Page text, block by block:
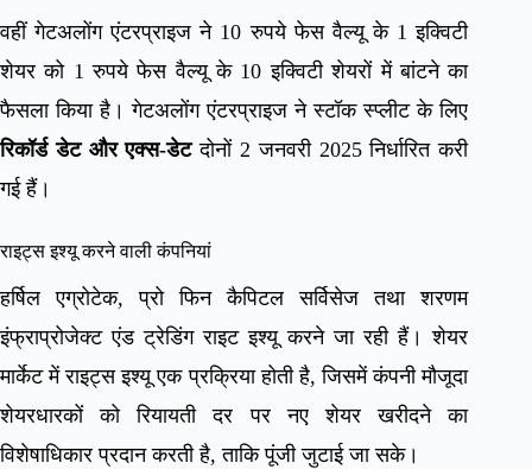
वहीं गेटअलोंग एंटरप्राइज ने 10 रुपये फेस वैल्यू के 1 इक्विटी
शेयर को 1 रुपये फेस वैल्यू के 10 इक्विटी शेयरों में बांटने का
फैसला किया है। गेटअलोंग एंटरप्राइज ने स्टॉक स्प्लीट के लिए
रिकॉर्ड डेट और एक्स-डेटदोनों 2 जनवरी 2025 निर्धारित करी
गई हैं।
राइट्स इश्यू करने वाली कंपनियां
हर्षिल एग्रोटेक, प्रो फिन कैपिटल सर्विसेज तथा शरणम
इंफ्राप्रोजेक्ट एंड ट्रेडिंग राइट इश्यू करने जा रही हैं। शेयर
मार्केट में राइट्स इश्यू एक प्रक्रिया होती है, जिसमें कंपनी मौजूदा
शेयरधारकों को रियायती दर पर नए शेयर खरीदने का
विशेषाधिकार प्रदान करती है, ताकि पूंजी जुटाई जा सके।